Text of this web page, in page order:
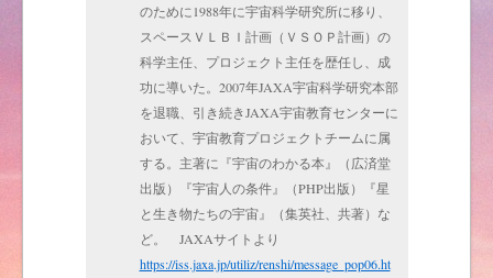
のために1988年に宇宙科学研究所に移り、
スペースＶＬＢＩ計画（ＶＳＯＰ計画）の
科学主任、プロジェクト主任を歴任し、成
功に導いた。2007年JAXA宇宙科学研究本部
を退職、引き続きJAXA宇宙教育センターに
おいて、宇宙教育プロジェクトチームに属
する。主著に『宇宙のわかる本』（広済堂
出版）『宇宙人の条件』（PHP出版）『星
と生き物たちの宇宙』（集英社、共著）な
ど。 JAXAサイトより
https://iss.jaxa.jp/utiliz/renshi/message_pop06.ht